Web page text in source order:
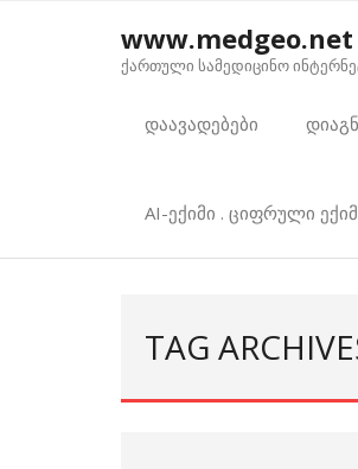
www.medgeo.net
ქართული სამედიცინო
დაავადებები
AI-ექიმი . ციფრული
TAG